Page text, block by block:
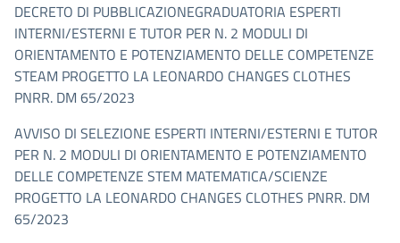
DECRETO DI PUBBLICAZIONEGRADUATORIA ESPERTI
INTERNI/ESTERNI E TUTOR PER N. 2 MODULI DI
ORIENTAMENTO E POTENZIAMENTO DELLE COMPETENZE
STEAM PROGETTO LA LEONARDO CHANGES CLOTHES
PNRR. DM 65/2023
AVVISO DI SELEZIONE ESPERTI INTERNI/ESTERNI E TUTOR
PER N. 2 MODULI DI ORIENTAMENTO E POTENZIAMENTO
DELLE COMPETENZE STEM MATEMATICA/SCIENZE
PROGETTO LA LEONARDO CHANGES CLOTHES PNRR. DM
65/2023